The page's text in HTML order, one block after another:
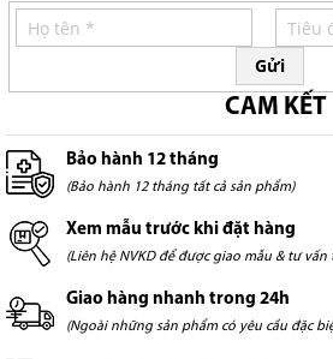
Gửi
CAM KẾT
Bảo hành 12 tháng
(Bảo hành 12 tháng tất cả sản phẩm)
Xem mẫu trước khi đặt hàng
(Liên hệ NVKD để được giao mẫu & tư vấn
Giao hàng nhanh trong 24h
(Ngoài những sản phẩm có yêu cầu đặc